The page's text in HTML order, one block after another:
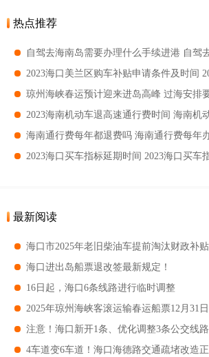
热点推荐
最新阅读
海口进出岛船票退改签最新规定！
16日起，海口6条线路进行临时调整
注意！海口新开1条、优化调整3条公交线路